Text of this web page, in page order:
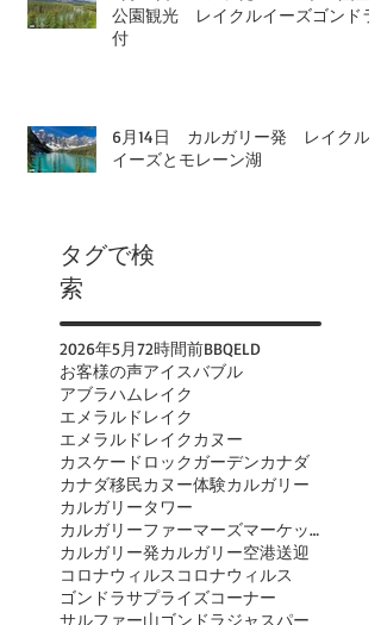
公園観光 レイクルイーズゴンドラ
付
6月14日 カルガリー発 レイクル
イーズとモレーン湖
タグで検
索
2026年5月72時間前BBQELD
お客様の声アイスバブル
アブラハムレイク
エメラルドレイク
エメラルドレイクカヌー
カスケードロックガーデンカナダ
カナダ移民カヌー体験カルガリー
カルガリータワー
カルガリーファーマーズマーケット
カルガリー発カルガリー空港送迎
コロナウィルス コロナウィルス
ゴンドラサプライズコーナー
サルファー山ゴンドラジャスパー